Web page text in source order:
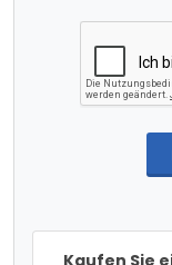
Kaufen Sie